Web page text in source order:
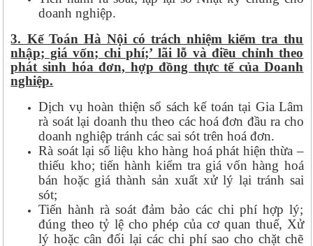
doanh nghiệp.
3. Kế Toán Hà Nội có trách nhiệm kiểm tra thu
nhập; giá vốn; chi phí;’ lãi lỗ và điều chỉnh theo
phát sinh hóa đơn, hợp đồng thực tế của Doanh
nghiệp.
Dịch vụ hoàn thiện sổ sách kế toán tại Gia Lâm
rà soát lại doanh thu theo các hoá đơn đầu ra cho
doanh nghiệp tránh các sai sót trên hoá đơn.
Rà soát lại số liệu kho hàng hoá phát hiện thừa –
thiếu kho; tiến hành kiểm tra giá vốn hàng hoá
bán hoặc giá thành sản xuất xử lý lại tránh sai
sót;
Tiến hành rà soát đảm bảo các chi phí hợp lý;
đúng theo tỷ lệ cho phép của cơ quan thuế, Xử
lý hoặc cân đối lại các chi phí sao cho chặt chẽ